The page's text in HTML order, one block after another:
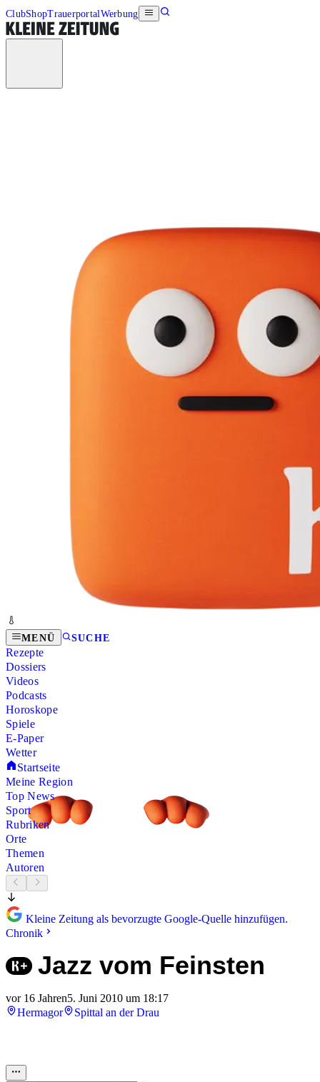
ClubShopTrauerportalWerbung
MENÜ SUCHE
Rezepte
Dossiers
Videos
Podcasts
Horoskope
Spiele
E-Paper
Wetter
Startseite
Meine Region
Top News
Sport
Rubriken
Orte
Themen
Autoren
Kleine Zeitung als bevorzugte Google-Quelle hinzufügen.
Chronik
Jazz vom Feinsten
vor 16 Jahren5. Juni 2010 um 18:17
Hermagor
Spittal an der Drau